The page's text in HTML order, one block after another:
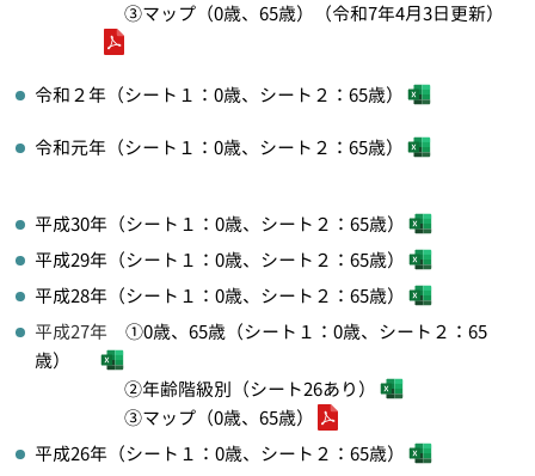
③マップ（0歳、65歳）（令和7年4月3日更新）
令和２年（シート１：0歳、シート２：65歳）
令和元年（シート１：0歳、シート２：65歳）
平成30年（シート１：0歳、シート２：65歳）
平成29年（シート１：0歳、シート２：65歳）
平成28年（シート１：0歳、シート２：65歳）
平成27年①0歳、65歳（シート１：0歳、シート２：65
歳）
②年齢階級別（シート26あり）
③マップ（0歳、65歳）
平成26年（シート１：0歳、シート２：65歳）